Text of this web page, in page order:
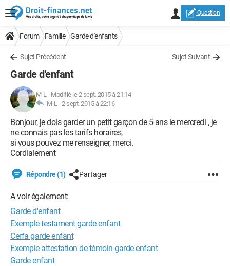
Question
Forum Famille Garde d'enfants
Sujet Précédent Sujet Suivant
Garde d'enfant
M-L- Modifié le 2 sept. 2015 à 21:14
M-L -2 sept. 2015 à 22:16
Bonjour, je dois garder un petit garçon de 5 ans le mercredi , je
ne connais pas les tarifs horaires,
si vous pouvez me renseigner, merci.
Cordialement
Répondre (1) Partager
A voir également:
Garde d'enfant
Exemple testament garde enfant
Cerfa garde enfant
Exemple attestation de témoin garde enfant
Garde enfant